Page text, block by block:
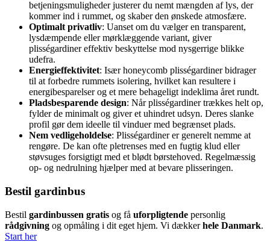
betjeningsmuligheder justerer du nemt mængden af lys, der
kommer ind i rummet, og skaber den ønskede atmosfære.
Optimalt privatliv: Uanset om du vælger en transparent,
lysdæmpende eller mørklæggende variant, giver
plisségardiner effektiv beskyttelse mod nysgerrige blikke
udefra.
Energieffektivitet: Især honeycomb plisségardiner bidrager
til at forbedre rummets isolering, hvilket kan resultere i
energibesparelser og et mere behageligt indeklima året rundt.
Pladsbesparende design: Når plisségardiner trækkes helt op,
fylder de minimalt og giver et uhindret udsyn. Deres slanke
profil gør dem ideelle til vinduer med begrænset plads.
Nem vedligeholdelse: Plisségardiner er generelt nemme at
rengøre. De kan ofte pletrenses med en fugtig klud eller
støvsuges forsigtigt med et blødt børstehoved. Regelmæssig
op- og nedrulning hjælper med at bevare plisseringen.
Bestil gardinbus
Bestil gardinbussen gratis og få uforpligtende personlig
rådgivning og opmåling i dit eget hjem. Vi dækkerhele Danmark.
Start her